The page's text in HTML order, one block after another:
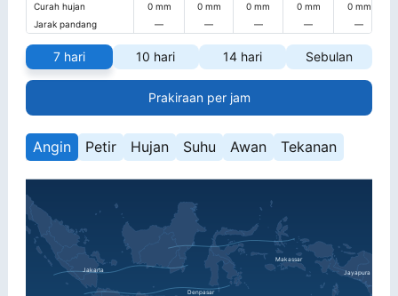
Curah hujan
0 mm 0 mm 0 mm 0 mm 0 mm
Jarak pandang
— — — — —
7 hari 10 hari 14 hari Sebulan
Prakiraan per jam
Angin Petir Hujan Suhu Awan Tekanan